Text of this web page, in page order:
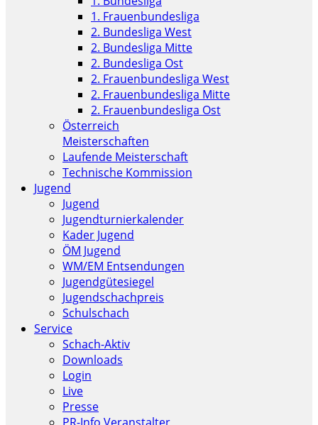
1. Frauenbundesliga
2. Bundesliga West
2. Bundesliga Mitte
2. Bundesliga Ost
2. Frauenbundesliga West
2. Frauenbundesliga Mitte
2. Frauenbundesliga Ost
Österreich
Meisterschaften
Laufende Meisterschaft
Technische Kommission
Jugend
Jugend
Jugendturnierkalender
Kader Jugend
ÖM Jugend
WM/EM Entsendungen
Jugendgütesiegel
Jugendschachpreis
Schulschach
Service
Schach-Aktiv
Downloads
Login
Live
Presse